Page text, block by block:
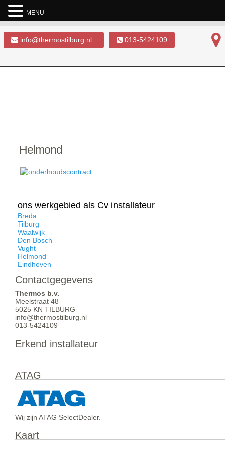
info@thermostilburg.nl 013-5424109
Helmond
ons werkgebied als Cv installateur
Breda
Tilburg
Waalwijk
Den Bosch
Vught
Helmond
Eindhoven
Contactgegevens
Thermos b.v.
Meelstraat 48
5025 KN TILBURG
info@thermostilburg.nl
013-5424109
Erkend installateur
ATAG
Wij zijn ATAG SelectDealer.
Kaart
MENU